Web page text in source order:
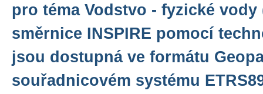
pro téma Vodstvo - fyzické vody
směrnice INSPIRE pomocí
jsou dostupná ve formátu
souřadnicovém systému